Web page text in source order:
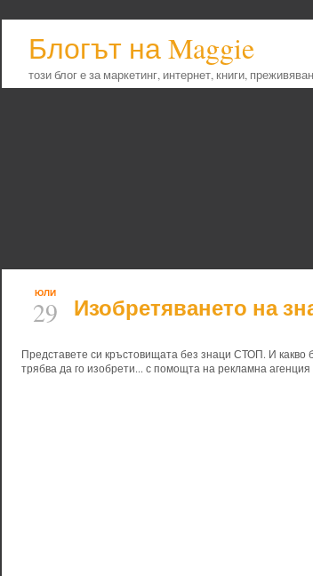
Блогът на Maggie
този блог е за маркетинг, интернет, книги,
ЮЛИ
29 Изобретяването на
Представете си кръстовищата без знаци СТОП. И какво
трябва да го изобрети... с помощта на рекламна